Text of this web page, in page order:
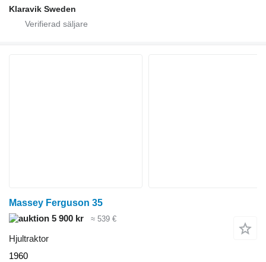
Klaravik Sweden
Massey Ferguson 35
5 900 kr
≈ 539 €
Hjultraktor
1960